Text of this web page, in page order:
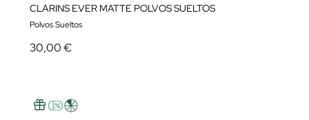
CLARINS EVER MATTE POLVOS SUELTOS
Polvos Sueltos
30,00 €